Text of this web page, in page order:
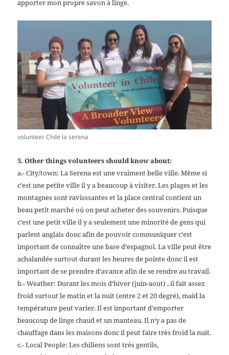
apporter mon propre savon à linge.
volunteer Chile la serena
5. Other things volunteers should know about:
a.- City/town: La Serena est une vraiment belle ville. Même si
c’est une petite ville il y a beaucoup à visiter. Les plages et les
montagnes sont ravisssantes et la place central contient un
beau petit marché oú on peut acheter des souvenirs. Puisque
c’est une petit ville il y a seulement une minorité de gens qui
parlent anglais donc afin de pouvoir communiquer c’est
important de connaître une base d’espagnol. La ville peut être
achalandée surtout durant les heures de pointe donc il est
important de se prendre d’avance afin de se rendre au travail.
b.- Weather: Durant les mois d’hiver (juin-aout) , il fait assez
froid surtout le matin et la nuit (entre 2 et 20 degré), maid la
température peut varier. Il est important d’emporter
beaucoup de linge chaud et un manteau. Il n’y a pas de
chauffage dans les maisons donc il peut faire très froid la nuit.
c.- Local People: Les chiliens sont très gentils,